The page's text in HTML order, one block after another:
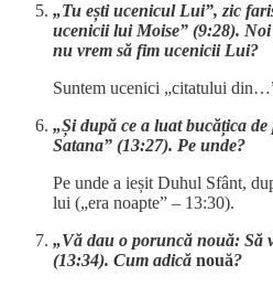
„Tu ești ucenicul Lui”, zic
ucenicii lui Moise” (9:28).
nu vrem să fim ucenicii Lui?
Suntem ucenici „citatului
„Și după ce a luat bucățica
Satana” (13:27). Pe unde?
Pe unde a ieșit Duhul Sfânt,
lui („era noapte” – 13:30).
„Vă dau o poruncă nouă: Să
(13:34). Cum adică nouă?